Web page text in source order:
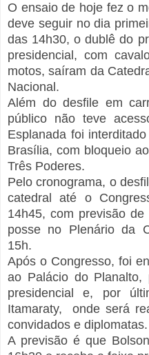
O ensaio de hoje fez o
deve seguir no dia
das 14h30, o dublê do
presidencial, com
motos, saíram da
Nacional.
Além do desfile em
público não teve
Esplanada foi
Brasília, com bloqueio
Três Poderes.
Pelo cronograma, o
catedral até o
14h45, com previsão
posse no Plenário da
15h.
Após o Congresso, foi
ao Palácio do
presidencial e, por
Itamaraty, onde será
convidados e diplomatas.
A previsão é que